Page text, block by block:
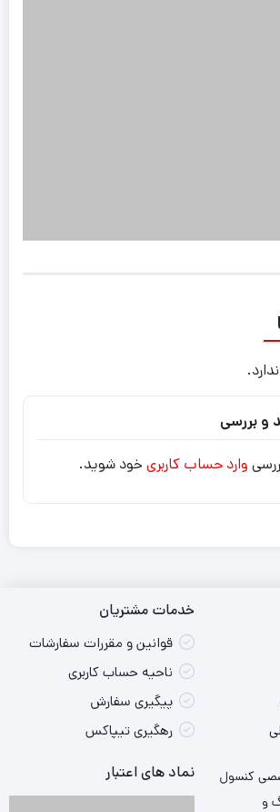
و بررسی
وارد حساب کاربری خود شوید.
خدمات مشتریان
قوانین و مقررات سفارشات
ناحیه حساب کاربری
پیگیری سفارش
رهگیری تیپاکس
کنسول
و
نماد های اعتبار